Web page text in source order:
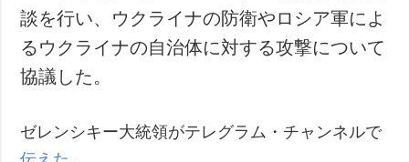
談を行い、ウクライナの防衛やロシア軍によ
るウクライナの自治体に対する攻撃について
協議した。
ゼレンシキー大統領がテレグラム・チャンネルで